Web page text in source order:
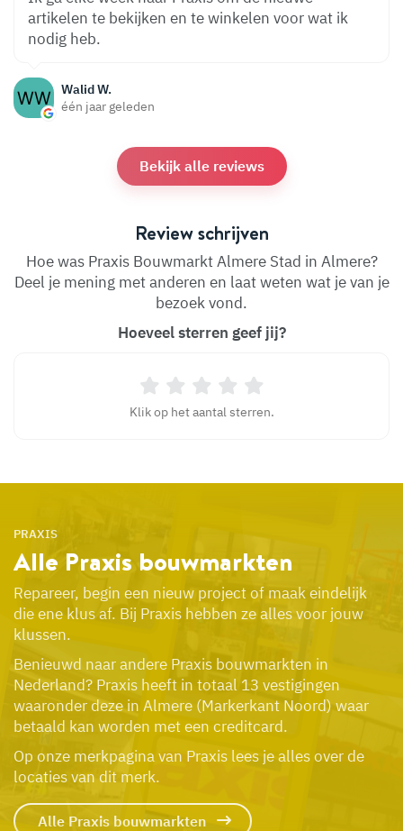
Walid W.
één jaar geleden
artikelen te bekijken en te winkelen voor wat ik
nodig heb.
Bekijk alle reviews
Review schrijven
Hoe was Praxis Bouwmarkt Almere Stad in Almere?
Deel je mening met anderen en laat weten wat je van je
bezoek vond.
Hoeveel sterren geef jij?
Klik op het aantal sterren.
PRAXIS
Alle Praxis bouwmarkten
Repareer, begin een nieuw project of maak eindelijk
die ene klus af. Bij Praxis hebben ze alles voor jouw
klussen.
Benieuwd naar andere Praxis bouwmarkten in
Nederland? Praxis heeft in totaal 13 vestigingen
waaronder deze in Almere (Markerkant Noord) waar
betaald kan worden met een creditcard.
Op onze merkpagina van Praxis lees je alles over de
locaties van dit merk.
Alle Praxis bouwmarkten